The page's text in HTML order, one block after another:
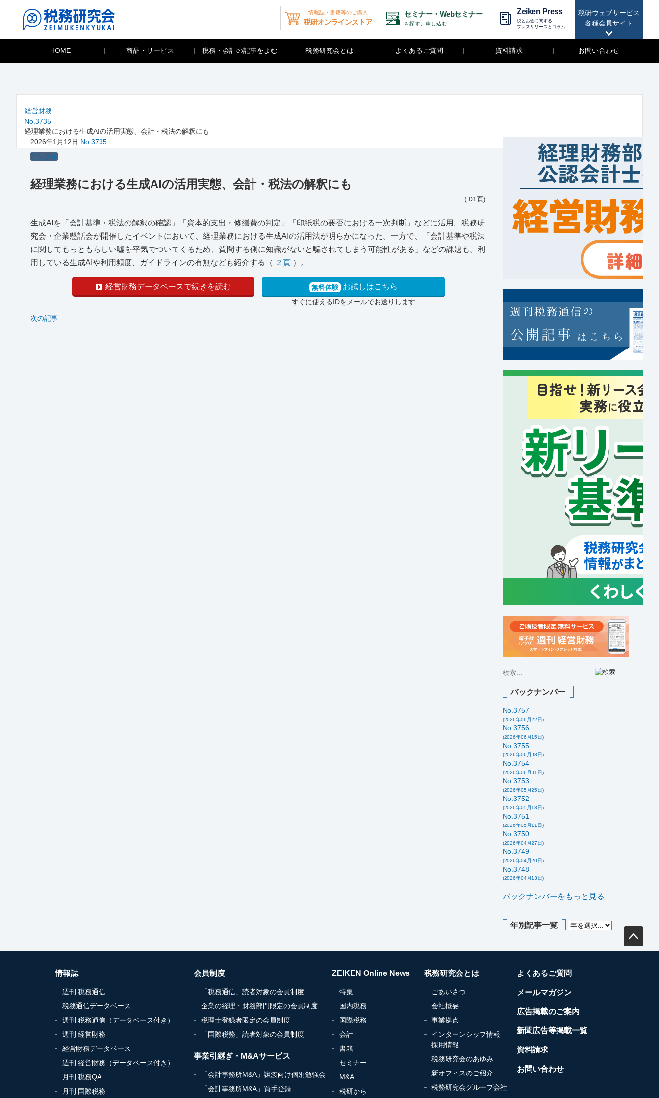
税研ウェブサービス
各種会員サイト
情報誌・書籍等のご購入
税研オンラインストア
セミナー・Webセミナー
を探す、申し込む
Zeiken Press
税とお金に関する
プレスリリースとコラム
HOME 商品・サービス 税務・会計の記事をよむ 税務研究会とは よくあるご質問 資料請求 お問い合わせ
経営財務
No.3735
経理業務における生成AIの活用実態、会計・税法の解釈にも
2026年1月12日 No.3735
アングル
経理業務における生成AIの活用実態、会計・税法の解釈にも
( 01頁)
生成AIを「会計基準・税法の解釈の確認」「資本的支出・修繕費の判定」「印紙税の要否における一次判断」などに活用。税務研
究会・企業懇話会が開催したイベントにおいて、経理業務における生成AIの活用法が明らかになった。一方で、「会計基準や税法
に関してもっともらしい嘘を平気でついてくるため、質問する側に知識がないと騙されてしまう可能性がある」などの課題も。利
用している生成AIや利用頻度、ガイドラインの有無なども紹介する（ ２頁 ）。
経営財務データベースで続きを読む 無料体験 お試しはこちら
すぐに使えるIDをメールでお送りします
次の記事
バックナンバー
No.3757
(2026年06月22日)
No.3756
(2026年06月15日)
No.3755
(2026年06月08日)
No.3754
(2026年06月01日)
No.3753
(2026年05月25日)
No.3752
(2026年05月18日)
No.3751
(2026年05月11日)
No.3750
(2026年04月27日)
No.3749
(2026年04月20日)
No.3748
(2026年04月13日)
バックナンバーをもっと見る
年別記事一覧
情報誌
週刊 税務通信
税務通信データベース
週刊 税務通信（データベース付き）
週刊 経営財務
経営財務データベース
週刊 経営財務（データベース付き）
月刊 税務QA
月刊 国際税務
会員制度
「税務通信」読者対象の会員制度
企業の経理・財務部門限定の会員制度
税理士登録者限定の会員制度
「国際税務」読者対象の会員制度
事業引継ぎ・M&Aサービス
「会計事務所M&A」譲渡向け個別勉強会
「会計事務所M&A」買手登録
ZEIKEN Online News
特集
国内税務
国際税務
会計
書籍
セミナー
M&A
税研から
税務研究会とは
ごあいさつ
会社概要
事業拠点
インターンシップ情報
採用情報
税務研究会のあゆみ
新オフィスのご紹介
税務研究会グループ会社
よくあるご質問
メールマガジン
広告掲載のご案内
新聞広告等掲載一覧
資料請求
お問い合わせ